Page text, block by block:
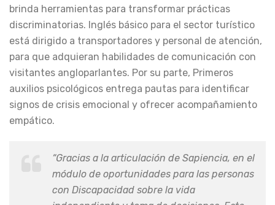
brinda herramientas para transformar prácticas
discriminatorias. Inglés básico para el sector turístico
está dirigido a transportadores y personal de atención,
para que adquieran habilidades de comunicación con
visitantes angloparlantes. Por su parte, Primeros
auxilios psicológicos entrega pautas para identificar
signos de crisis emocional y ofrecer acompañamiento
empático.
“Gracias a la articulación de Sapiencia, en el
módulo de oportunidades para las personas
con Discapacidad sobre la vida